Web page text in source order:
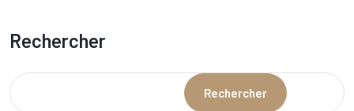
Rechercher
Rechercher